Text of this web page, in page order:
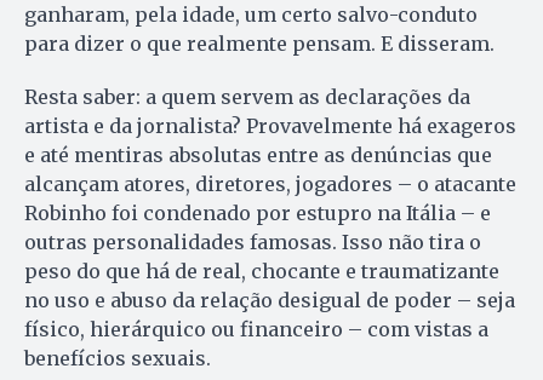
ganharam, pela idade, um certo salvo-conduto
para dizer o que realmente pensam. E disseram.
Resta saber: a quem servem as declarações da
artista e da jornalista? Provavelmente há exageros
e até mentiras absolutas entre as denúncias que
alcançam atores, diretores, jogadores – o atacante
Robinho foi condenado por estupro na Itália – e
outras personalidades famosas. Isso não tira o
peso do que há de real, chocante e traumatizante
no uso e abuso da relação desigual de poder – seja
físico, hierárquico ou financeiro – com vistas a
benefícios sexuais.